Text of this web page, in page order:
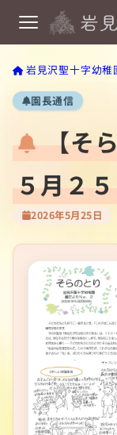
岩見沢聖十字幼稚
園長通信
【そ
５月２
2026年5月25日